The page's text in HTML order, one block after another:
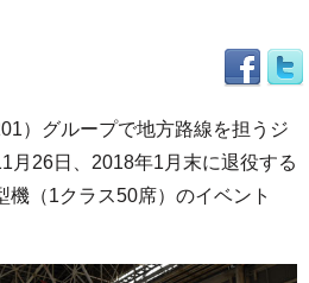
）グループで地方路線を担うジ
月26日、2018年1月末に退役する
機（1クラス50席）のイベント